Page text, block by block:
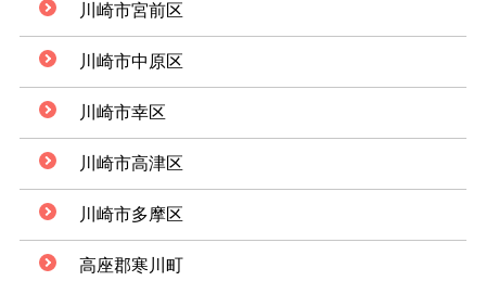
川崎市宮前区
川崎市中原区
川崎市幸区
川崎市高津区
川崎市多摩区
高座郡寒川町